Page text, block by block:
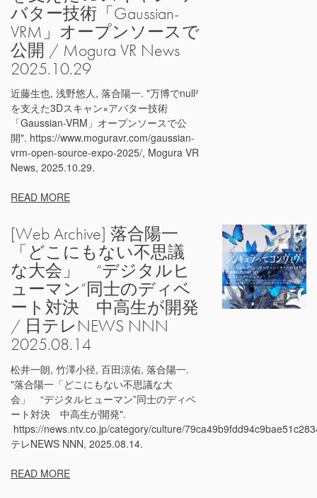
バター技術「Gaussian-
VRM」オープンソースで
公開 / Mogura VR News
2025.10.29
近藤生也, 浅野悠人, 落合陽一. "万博でnull²
を支えた3Dスキャン×アバター技術
「Gaussian-VRM」オープンソースで公
開". https://www.moguravr.com/gaussian-
vrm-open-source-expo-2025/, Mogura VR
News, 2025.10.29.
READ MORE
[Web Archive] 落合陽一
「どこにもない不思議
な大会」 “デジタルヒ
ューマン”同士のディベ
ート対決 中高生が開発
/ 日テレNEWS NNN
2025.08.14
松井一朗, 竹澤小径, 百田涼佑, 落合陽一.
"落合陽一「どこにもない不思議な大
会」 “デジタルヒューマン”同士のディベ
ート対決 中高生が開発".
https://news.ntv.co.jp/category/culture/
テレNEWS NNN, 2025.08.14.
READ MORE